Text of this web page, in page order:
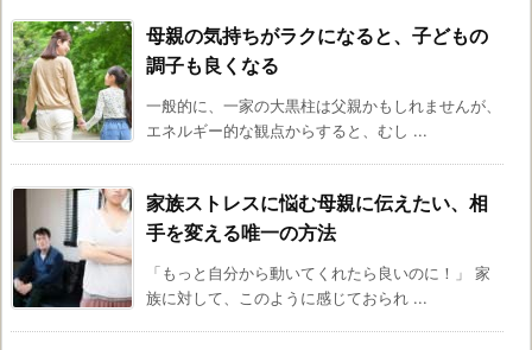
母親の気持ちがラクになると、子どもの
調子も良くなる
一般的に、一家の大黒柱は父親かもしれませんが、
エネルギー的な観点からすると、むし ...
家族ストレスに悩む母親に伝えたい、相
手を変える唯一の方法
「もっと自分から動いてくれたら良いのに！」 家
族に対して、このように感じておられ ...